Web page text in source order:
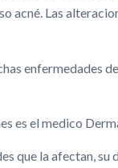
acné. Las
enfermedades
es el medico
que la afectan,